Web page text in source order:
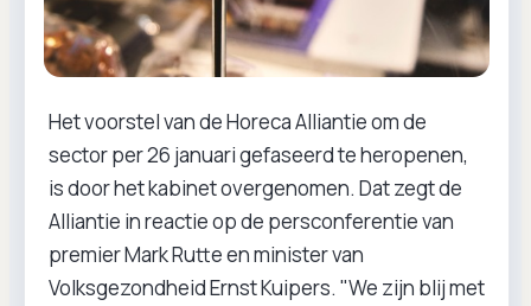
Het voorstel van de Horeca Alliantie om de
sector per 26 januari gefaseerd te heropenen,
is door het kabinet overgenomen. Dat zegt de
Alliantie in reactie op de persconferentie van
premier Mark Rutte en minister van
Volksgezondheid Ernst Kuipers. "We zijn blij met